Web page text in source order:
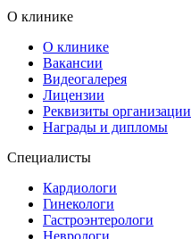
О клинике
О клинике
Вакансии
Видеогалерея
Лицензии
Реквизиты организации
Награды и дипломы
Специалисты
Кардиологи
Гинекологи
Гастроэнтерологи
Неврологи